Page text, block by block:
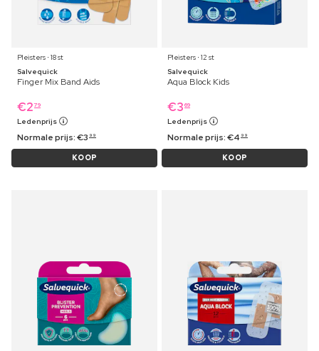
Pleisters ⋅ 18 st
Salvequick
Finger Mix Band Aids
€2 79
Ledenprijs
Normale prijs:€3 99
KOOP
Pleisters ⋅ 12 st
Salvequick
Aqua Block Kids
€3 69
Ledenprijs
Normale prijs:€4 99
KOOP